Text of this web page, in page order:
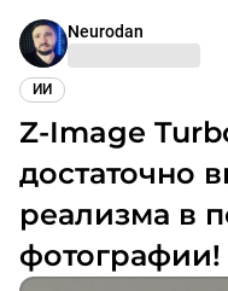
Neurodan
ИИ
Z-Image Turbo показывает
достаточно
реализма в
фотографии!